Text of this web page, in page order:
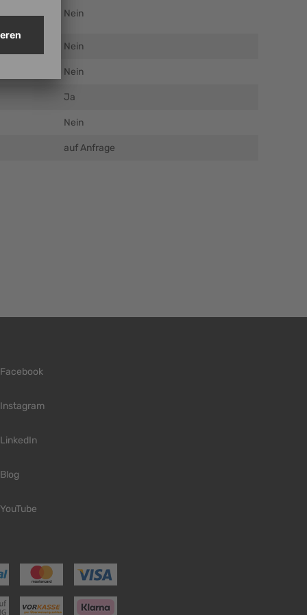
Nein
Nein
Nein
Ja
Nein
auf Anfrage
Facebook
Instagram
LinkedIn
Blog
YouTube